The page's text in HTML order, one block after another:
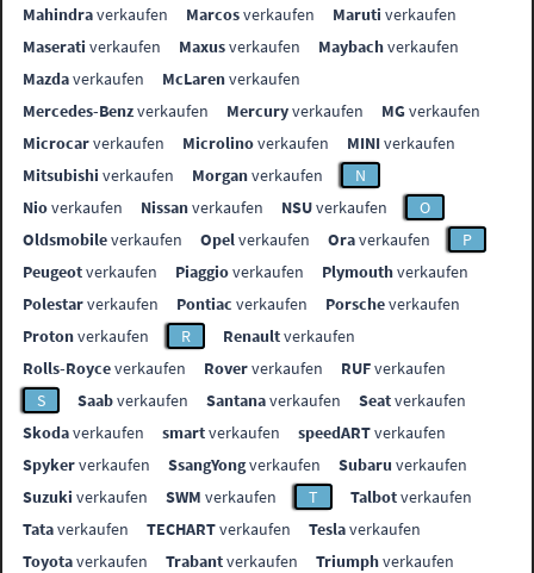
Mahindraverkaufen Marcosverkaufen Maruti verkaufen
Maserati verkaufen Maxusverkaufen Maybachverkaufen
Mazdaverkaufen McLarenverkaufen
Mercedes-Benzverkaufen Mercuryverkaufen MGverkaufen
Microcarverkaufen Microlinoverkaufen MINIverkaufen
Mitsubishi verkaufen Morganverkaufen
N
Nioverkaufen Nissanverkaufen NSUverkaufen
O
Oldsmobileverkaufen Opelverkaufen Oraverkaufen
P
Peugeotverkaufen Piaggioverkaufen Plymouthverkaufen
Polestarverkaufen Pontiac verkaufen Porscheverkaufen
Protonverkaufen R Renaultverkaufen
Rolls-Royceverkaufen Roververkaufen RUFverkaufen
S
Saabverkaufen Santanaverkaufen Seatverkaufen
Skodaverkaufen smartverkaufen speedARTverkaufen
Spykerverkaufen SsangYongverkaufen Subaru verkaufen
Suzuki verkaufen SWM verkaufen T Talbotverkaufen
Tataverkaufen TECHARTverkaufen Teslaverkaufen
Toyotaverkaufen Trabantverkaufen Triumphverkaufen